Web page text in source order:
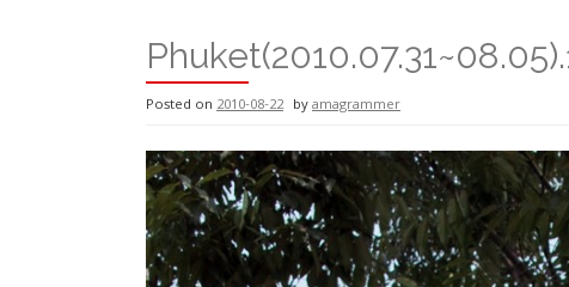
Posted on 2010-08-22 byamagrammer